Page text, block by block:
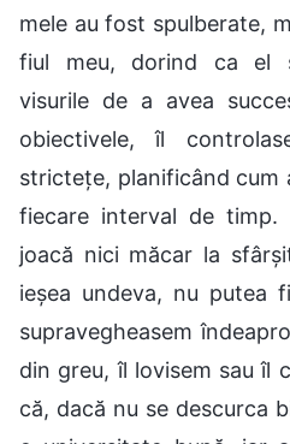
mele au fost spulberate,
fiul meu, dorind ca el
visurile de a avea
obiectivele, îl
strictețe, planificând cum
fiecare interval de timp.
joacă nici măcar la
ieșea undeva, nu putea
supravegheasem
din greu, îl lovisem sau îl
că, dacă nu se descurca